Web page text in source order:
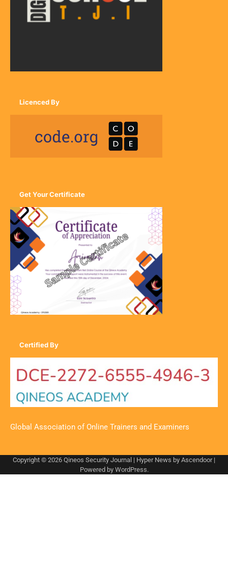
Licenced By
Get Your Certificate
Certified By
Global Association of Online Trainers and Examiners
Copyright © 2026 Qineos Security Journal | Hyper News by Ascendoor|
Powered by WordPress.